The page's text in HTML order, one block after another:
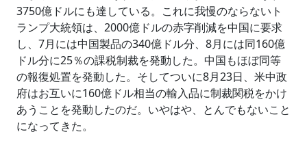
3750億ドルにも達している。これに我慢のならないト
ランプ大統領は、2000億ドルの赤字削減を中国に要求
し、7月には中国製品の340億ドル分、8月には同160億
ドル分に25％の課税制裁を発動した。中国もほぼ同等
の報復処置を発動した。そしてついに8月23日、米中政
府はお互いに160億ドル相当の輸入品に制裁関税をかけ
あうことを発動したのだ。いやはや、とんでもないこと
になってきた。